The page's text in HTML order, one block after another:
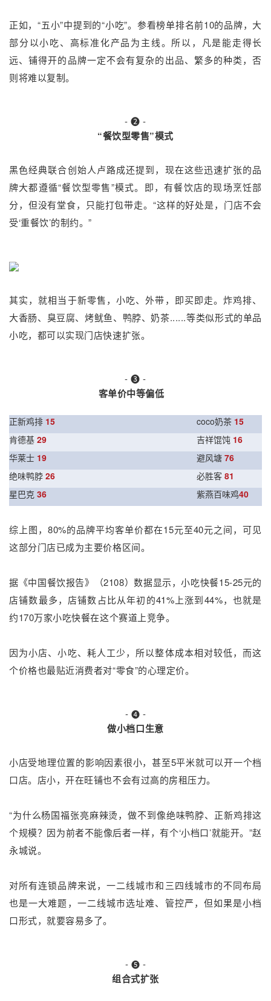
正如，“五小”中提到的“小吃”。参看榜单排名前10的品牌，大
部分以小吃、高标准化产品为主线。所以，凡是能走得长
远、铺得开的品牌一定不会有复杂的出品、繁多的种类，否
则将难以复制。
- ❷ -
“餐饮型零售”模式
黑色经典联合创始人卢路成还提到，现在这些迅速扩张的品
牌大都遵循“餐饮型零售”模式。即，有餐饮店的现场烹饪部
分，但没有堂食，只能打包带走。“这样的好处是，门店不会
受‘重餐饮’的制约。”
其实，就相当于新零售，小吃、外带，即买即走。炸鸡排、
大香肠、臭豆腐、烤鱿鱼、鸭脖、奶茶......等类似形式的单品
小吃，都可以实现门店快速扩张。
- ❸ -
客单价中等偏低
正新鸡排 15 coco奶茶 15
肯德基 29 吉祥馄饨 16
华莱士 19 避风塘 76
绝味鸭脖 26 必胜客 81
星巴克 36 紫燕百味鸡40
综上图，80%的品牌平均客单价都在15元至40元之间，可见
这部分门店已成为主要价格区间。
据《中国餐饮报告》 （2108）数据显示，小吃快餐15-25元的
店铺数最多，店铺数占比从年初的41%上涨到44%，也就是
约170万家小吃快餐在这个赛道上竞争。
因为小店、小吃、耗人工少，所以整体成本相对较低，而这
个价格也最贴近消费者对“零食”的心理定价。
- ❹ -
做小档口生意
小店受地理位置的影响因素很小，甚至5平米就可以开一个档
口店。店小，开在旺铺也不会有过高的房租压力。
“为什么杨国福张亮麻辣烫，做不到像绝味鸭脖、正新鸡排这
个规模？因为前者不能像后者一样，有个‘小档口’就能开。”赵
永城说。
对所有连锁品牌来说，一二线城市和三四线城市的不同布局
也是一大难题，一二线城市选址难、管控严，但如果是小档
口形式，就要容易多了。
- ❺ -
组合式扩张